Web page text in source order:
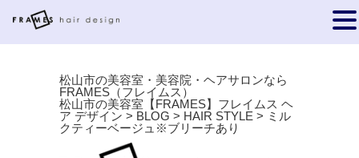
松山市の美容室・美容院・ヘアサロンなら
FRAMES（フレイムス）
松山市の美容室【FRAMES】フレイムス ヘ
ア デザイン > BLOG > HAIR STYLE > ミル
クティーベージュ※ブリーチあり